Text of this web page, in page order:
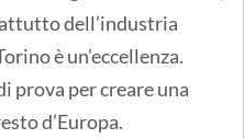
dell’industria
è un’eccellenza.
prova per creare una
d’Europa.